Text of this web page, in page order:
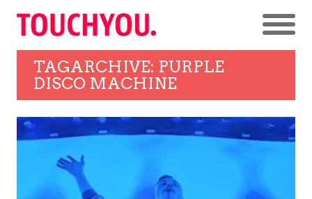
TAGARCHIVE: PURPLE
DISCO MACHINE